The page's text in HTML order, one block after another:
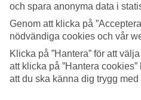
och spara anonyma data i
Genom att klicka på
nödvändiga cookies och vår
Klicka på ”Hantera” för att
att klicka på ”Hantera
att du ska känna dig trygg